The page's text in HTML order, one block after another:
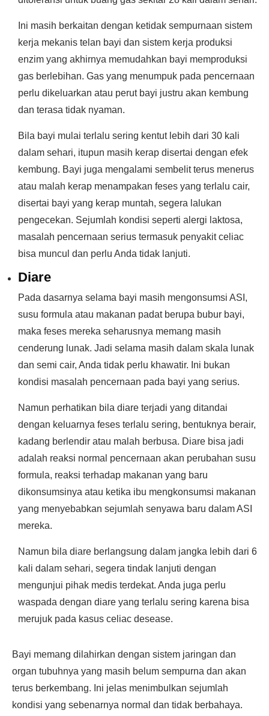
Ini masih berkaitan dengan ketidak sempurnaan sistem
kerja mekanis telan bayi dan sistem kerja produksi
enzim yang akhirnya memudahkan bayi memproduksi
gas berlebihan. Gas yang menumpuk pada pencernaan
perlu dikeluarkan atau perut bayi justru akan kembung
dan terasa tidak nyaman.
Bila bayi mulai terlalu sering kentut lebih dari 30 kali
dalam sehari, itupun masih kerap disertai dengan efek
kembung. Bayi juga mengalami sembelit terus menerus
atau malah kerap menampakan feses yang terlalu cair,
disertai bayi yang kerap muntah, segera lalukan
pengecekan. Sejumlah kondisi seperti alergi laktosa,
masalah pencernaan serius termasuk penyakit celiac
bisa muncul dan perlu Anda tidak lanjuti.
Diare
Pada dasarnya selama bayi masih mengonsumsi ASI,
susu formula atau makanan padat berupa bubur bayi,
maka feses mereka seharusnya memang masih
cenderung lunak. Jadi selama masih dalam skala lunak
dan semi cair, Anda tidak perlu khawatir. Ini bukan
kondisi masalah pencernaan pada bayi yang serius.
Namun perhatikan bila diare terjadi yang ditandai
dengan keluarnya feses terlalu sering, bentuknya berair,
kadang berlendir atau malah berbusa. Diare bisa jadi
adalah reaksi normal pencernaan akan perubahan susu
formula, reaksi terhadap makanan yang baru
dikonsumsinya atau ketika ibu mengkonsumsi makanan
yang menyebabkan sejumlah senyawa baru dalam ASI
mereka.
Namun bila diare berlangsung dalam jangka lebih dari 6
kali dalam sehari, segera tindak lanjuti dengan
mengunjui pihak medis terdekat. Anda juga perlu
waspada dengan diare yang terlalu sering karena bisa
merujuk pada kasus celiac desease.
Bayi memang dilahirkan dengan sistem jaringan dan
organ tubuhnya yang masih belum sempurna dan akan
terus berkembang. Ini jelas menimbulkan sejumlah
kondisi yang sebenarnya normal dan tidak berbahaya.